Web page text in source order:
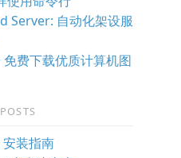
Server: 自动化架设服
免费下载优质计算机图
装指南